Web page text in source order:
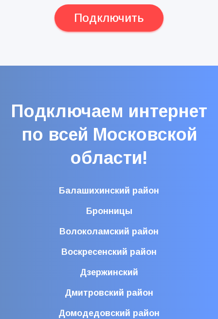
Подключить
Подключаем интернет
по всей Московской
области!
Балашихинский район
Бронницы
Волоколамский район
Воскресенский район
Дзержинский
Дмитровский район
Домодедовский район